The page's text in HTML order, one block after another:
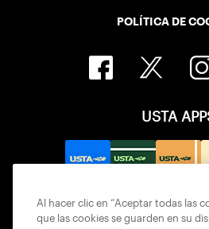
POLÍTICA DE
USTA
Al hacer clic en “Aceptar todas las
que las cookies se guarden en su